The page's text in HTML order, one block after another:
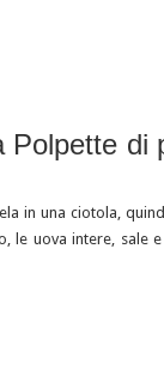
Polpette di
in una ciotola,
le uova intere, sale